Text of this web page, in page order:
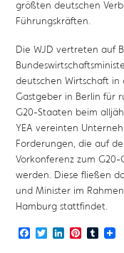
größten deutschen
Führungskräften.
Die WJD vertreten auf
deutschen Wirtschaft in
Gastgeber in Berlin für
G20-Staaten beim
YEA vereinten
Forderungen, die auf
Vorkonferenz zum
werden. Diese fließen
und Minister im
Hamburg stattfindet.
Facebook
TwitterLinkedIn
Pinterest